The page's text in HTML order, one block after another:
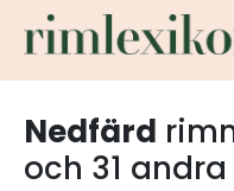
Nedfärd
och 31